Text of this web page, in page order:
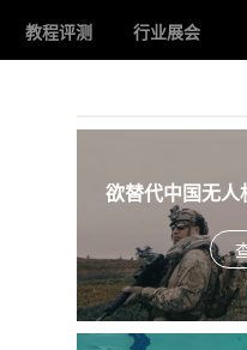
教程评测 行业展会
欲替代中国无人
场，盘点入围美